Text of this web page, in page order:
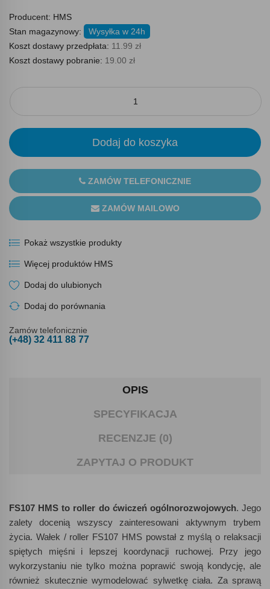
Producent: HMS
Stan magazynowy:
Wysyłka w 24h
Koszt dostawy przedpłata: 11.99 zł
Koszt dostawy pobranie: 19.00 zł
Dodaj do koszyka
ZAMÓW TELEFONICZNIE
ZAMÓW MAILOWO
Pokaż wszystkie produkty
Więcej produktów HMS
Dodaj do ulubionych
Dodaj do porównania
Zamów telefonicznie
(+48) 32 411 88 77
OPIS
SPECYFIKACJA
RECENZJE (0)
ZAPYTAJ O PRODUKT
FS107 HMS to roller do ćwiczeń ogólnorozwojowych. Jego
zalety docenią wszyscy zainteresowani aktywnym trybem
życia. Wałek / roller FS107 HMS powstał z myślą o relaksacji
spiętych mięśni i lepszej koordynacji ruchowej. Przy jego
wykorzystaniu nie tylko można poprawić swoją kondycję, ale
również skutecznie wymodelować sylwetkę ciała. Za sprawą